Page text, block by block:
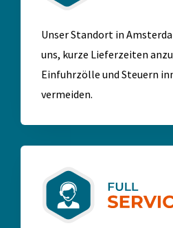
Unser Standort in
uns, kurze Lieferzeiten
Einfuhrzölle und Steuern
vermeiden.